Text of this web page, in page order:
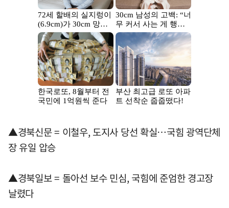
▲경북신문 = 이철우, 도지사 당선 확실…국힘 광역단체
장 유일 압승
▲경북일보 = 돌아선 보수 민심, 국힘에 준엄한 경고장
날렸다